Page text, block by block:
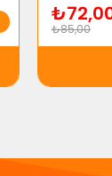
₺85,00